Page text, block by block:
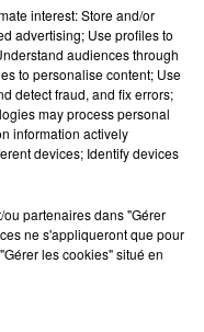
31 juillet 2026
Refus
an de
Le tribunal
interest: Store and/or
advertising; Use profiles to
audiences through
to personalise content; Use
detect fraud, and fix errors;
may process personal
information actively
devices; Identify devices
partenaires dans "Gérer
ne s'appliqueront que pour
les cookies" situé en